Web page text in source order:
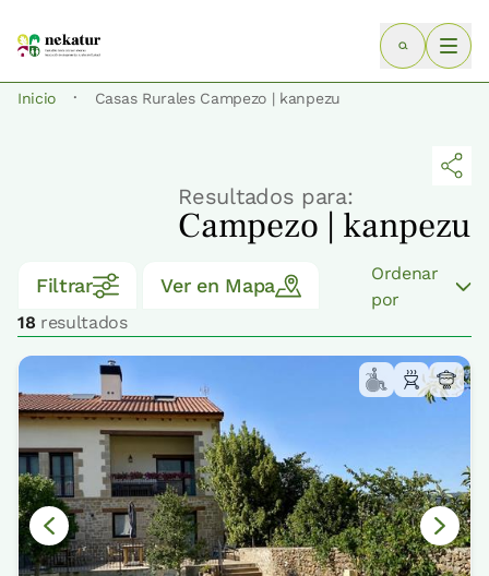
Inicio · Casas Rurales Campezo | kanpezu
Resultados para:
Campezo | kanpezu
Filtrar Ver en Mapa
18 resultados
Ordenar
por